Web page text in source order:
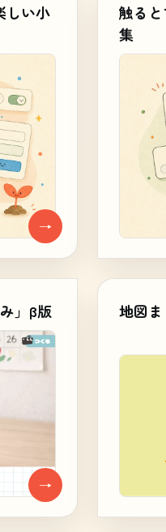
しい小
→
触る
集
」β版
→
地図